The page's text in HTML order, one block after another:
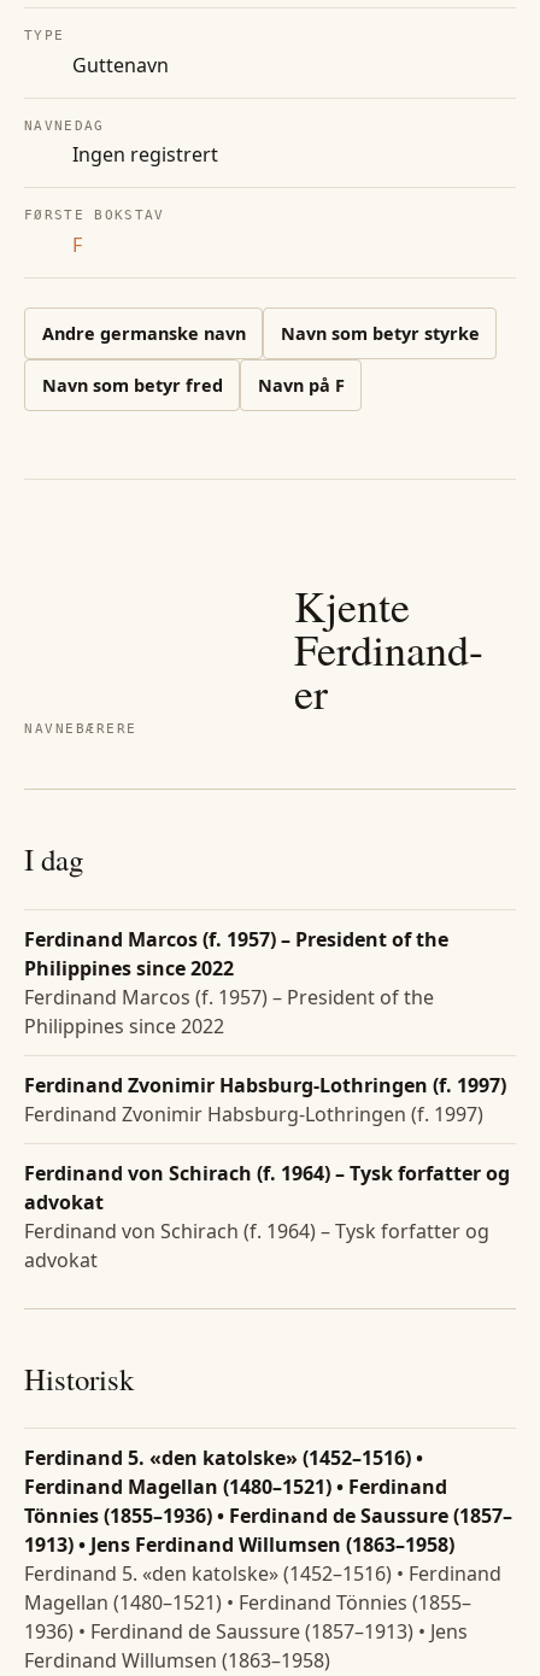
TYPE
Guttenavn
NAVNEDAG
Ingen registrert
FØRSTE BOKSTAV
F
Andre germanske navn Navn som betyr styrke
Navn som betyr fred Navn på F
NAVNEBÆRERE
Kjente
Ferdinand-
er
I dag
Ferdinand Marcos (f. 1957) – President of the
Philippines since 2022
Ferdinand Marcos (f. 1957) – President of the
Philippines since 2022
Ferdinand Zvonimir Habsburg-Lothringen (f. 1997)
Ferdinand Zvonimir Habsburg-Lothringen (f. 1997)
Ferdinand von Schirach (f. 1964) – Tysk forfatter og
advokat
Ferdinand von Schirach (f. 1964) – Tysk forfatter og
advokat
Historisk
Ferdinand 5. «den katolske» (1452–1516) •
Ferdinand Magellan (1480–1521) • Ferdinand
Tönnies (1855–1936) • Ferdinand de Saussure (1857–
1913) • Jens Ferdinand Willumsen (1863–1958)
Ferdinand 5. «den katolske» (1452–1516) • Ferdinand
Magellan (1480–1521) • Ferdinand Tönnies (1855–
1936) • Ferdinand de Saussure (1857–1913) • Jens
Ferdinand Willumsen (1863–1958)